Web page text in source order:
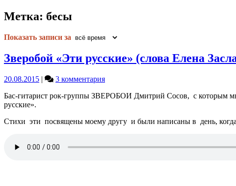
Метка: бесы
Показать записи за
Зверобой «Эти русские» (слова Елена
20.08.2015 | 3 комментарияк
Зверобой
(слова
музыка
Бас-гитарист рок-группы ЗВЕРОБОИ Дмитрий Сосов, с которым
русские».
Стихи эти посвящены моему другу и были написаны в день,